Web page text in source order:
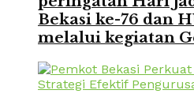
Bekasi ke-76 dan
melalui kegiatan